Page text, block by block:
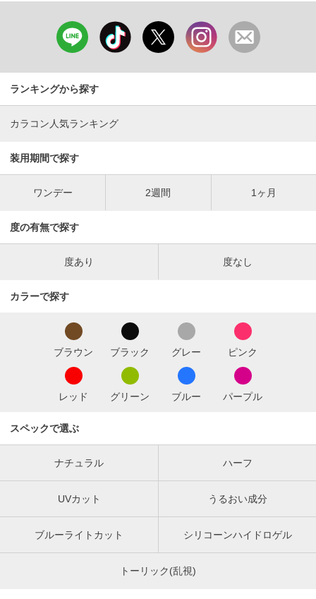
ランキングから探す
カラコン人気ランキング
装用期間で探す
ワンデー 2週間 1ヶ月
度の有無で探す
度あり 度なし
カラーで探す
ブラウン ブラック グレー ピンク
レッド グリーン ブルー パープル
スペックで選ぶ
ナチュラル ハーフ
UVカット うるおい成分
ブルーライトカット シリコーンハイドロゲル
トーリック(乱視)